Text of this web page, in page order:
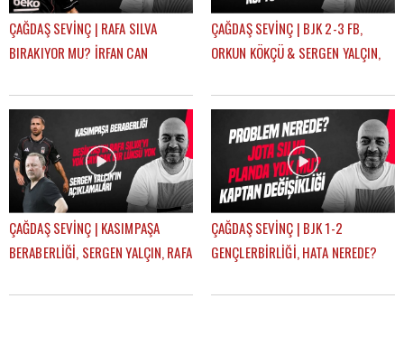
ÇAĞDAŞ SEVİNÇ | RAFA SILVA
BIRAKIYOR MU? İRFAN CAN
| GÜNDEM BEŞİKTAŞ
ÇAĞDAŞ SEVİNÇ | BJK 2-3 FB,
ORKUN KÖKÇÜ & SERGEN YALÇIN,
GÜNDEM BEŞİKTAŞ
ÇAĞDAŞ SEVİNÇ | KASIMPAŞA
BERABERLİĞİ, SERGEN YALÇIN, RAFA
BEŞİKTAŞ
ÇAĞDAŞ SEVİNÇ | BJK 1-2
GENÇLERBİRLİĞİ, HATA NEREDE?
GÜNDEM BEŞİKTAŞ